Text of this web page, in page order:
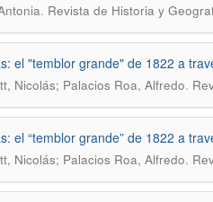
. Revista de Historia y
el "temblor grande" de 1822 a
Nicolás; Palacios Roa, Alfredo.
el “temblor grande” de 1822 a
Nicolás; Palacios Roa, Alfredo.